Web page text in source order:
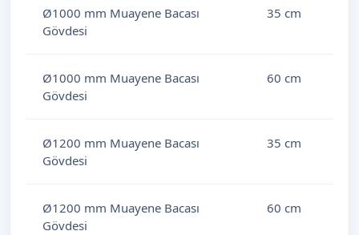
Ø1000 mm Muayene Bacası
Gövdesi
35 cm
Ø1000 mm Muayene Bacası
Gövdesi
60 cm
Ø1200 mm Muayene Bacası
Gövdesi
35 cm
Ø1200 mm Muayene Bacası
Gövdesi
60 cm